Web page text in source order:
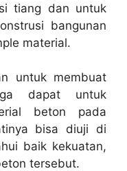
tiang dan untuk
bangunan
material.
untuk membuat
dapat untuk
beton pada
bisa diuji di
baik kekuatan,
tersebut.